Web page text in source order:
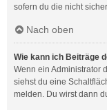
sofern du die nicht
Nach oben
Wie kann ich Beiträge
Wenn ein Administrator
siehst du eine
melden. Du wirst dann